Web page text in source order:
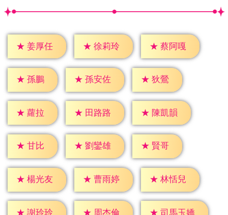
★ 姜厚任 ★ 徐莉玲 ★ 蔡阿嘎
★ 孫鵬 ★ 孫安佐 ★ 狄鶯
★ 蘿拉 ★ 田路路 ★ 陳凱韻
★ 甘比 ★ 劉鑾雄 ★ 賢哥
★ 楊光友 ★ 曹雨婷 ★ 林恬兒
★ 謝玲玲 ★ 周杰倫 ★ 司馬玉嬌